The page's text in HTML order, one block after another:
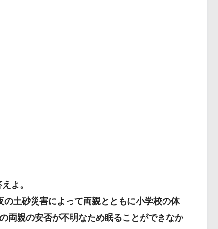
よ。
土砂災害によって両親とともに小学校の体
両親の安否が不明なため眠ることができなか